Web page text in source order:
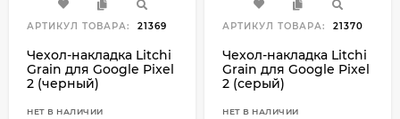
АРТИКУЛ ТОВАРА: 21369
Чехол-накладка Litchi
Grain для Google Pixel
2 (черный)
НЕТ В НАЛИЧИИ
АРТИКУЛ ТОВАРА: 21370
Чехол-накладка Litchi
Grain для Google Pixel
2 (серый)
НЕТ В НАЛИЧИИ